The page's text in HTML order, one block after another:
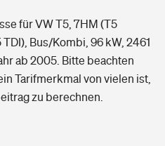
für VW T5, 7HM (T5
Bus/Kombi, 96 kW, 2461
ab 2005. Bitte beachten
Tarifmerkmal von vielen ist,
zu berechnen.